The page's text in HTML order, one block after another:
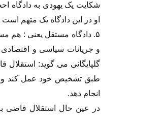
شکایت یک یهودی به دادگاه
او در این دادگاه یک متهم
۵. دادگاه مستقل یعنی : هم
گلپایگانی می گوید:
طبق تشخیص خود عمل کند و
انجام دهد.
در عین حال استقلال قاضی